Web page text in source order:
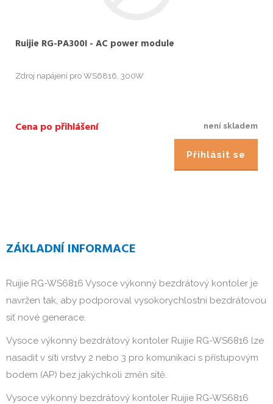
Ruijie RG-PA300I - AC power module
Zdroj napájení pro WS6816, 300W
není skladem
Cena po přihlášení
Přihlásit se
ZÁKLADNÍ INFORMACE
Ruijie RG-WS6816 Vysoce výkonný bezdrátový kontoler je
navržen tak, aby podporoval vysokorychlostní bezdrátovou
síť nové generace.
Vysoce výkonný bezdrátový kontoler Ruijie RG-WS6816 lze
nasadit v síti vrstvy 2 nebo 3 pro komunikaci s přístupovým
bodem (AP) bez jakýchkoli změn sítě.
Vysoce výkonný bezdrátový kontoler Ruijie RG-WS6816